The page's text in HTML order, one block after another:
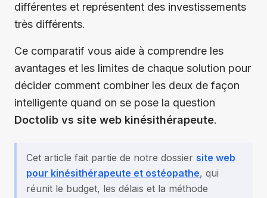
différentes et représentent des investissements
très différents.
Ce comparatif vous aide à comprendre les
avantages et les limites de chaque solution pour
décider comment combiner les deux de façon
intelligente quand on se pose la question
Doctolib vs site web kinésithérapeute.
Cet article fait partie de notre dossier site web
pour kinésithérapeute et ostéopathe, qui
réunit le budget, les délais et la méthode